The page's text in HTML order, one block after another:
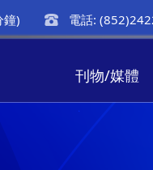
鐘) 電話:
刊物/媒體